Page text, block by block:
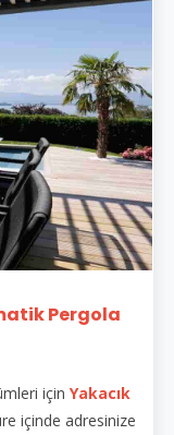
Pergola
için Yakacık
içinde adresinize